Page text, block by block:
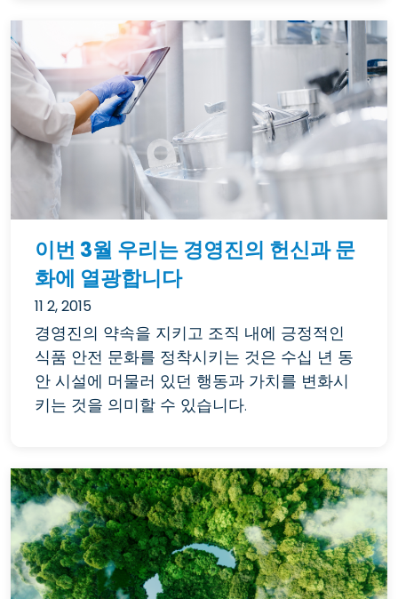
이번 3월 우리는 경영진의 헌신과 문
화에 열광합니다
11 2, 2015
경영진의 약속을 지키고 조직 내에 긍정적인
식품 안전 문화를 정착시키는 것은 수십 년 동
안 시설에 머물러 있던 행동과 가치를 변화시
키는 것을 의미할 수 있습니다.